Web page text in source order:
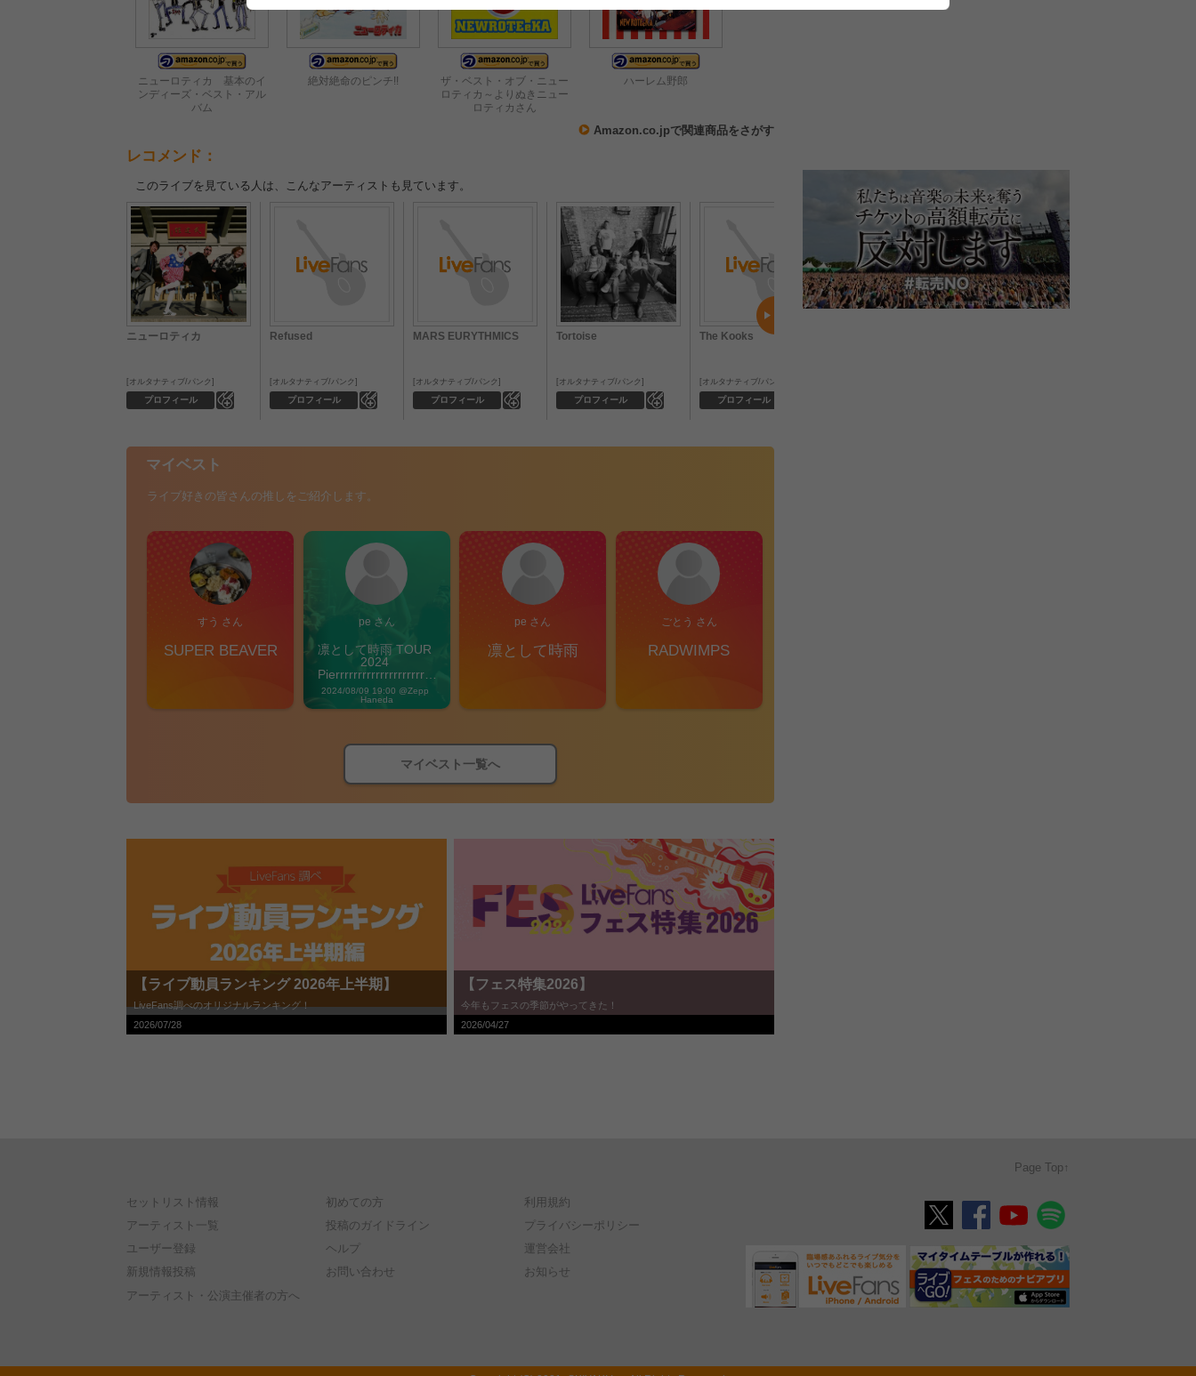
ニューロティカ 基本のイ
ンディーズ・ベスト・アル
バム
絶対絶命のピンチ!!
ザ・ベスト・オブ・ニュー
ロティカ～よりぬきニュー
ロティカさん
ハーレム野郎
Amazon.co.jpで関連商品をさがす
レコメンド：
このライブを見ている人は、こんなアーティストも見ています。
ニューロティカ
プロフィール
オルタナティブ/パンク
Refused
プロフィール
オルタナティブ/パンク
MARS EURYTHMICS
プロフィール
オルタナティブ/パンク
Tortoise
プロフィール
オルタナティブ/パンク
The Kooks
プロフィール
オルタナティブ/パンク
マイベスト
ライブ好きの皆さんの推しをご紹介します。
すう さん
SUPER BEAVER
pe さん
凛として時雨 TOUR
2024
Pierrrrrrrrrrrrrrrrrrrre
Vibes
2024/08/09 19:00 @Zepp
Haneda
pe さん
凛として時雨
ごとう さん
RADWIMPS
マイベスト一覧へ
【ライブ動員ランキング 2026年上半期】
LiveFans調べのオリジナルランキング！
2026/07/28
【フェス特集2026】
今年もフェスの季節がやってきた！
2026/04/27
Page Top↑
セットリスト情報
アーティスト一覧
ユーザー登録
新規情報投稿
初めての方
投稿のガイドライン
ヘルプ
お問い合わせ
利用規約
プライバシーポリシー
運営会社
お知らせ
アーティスト・公演主催者の方へ